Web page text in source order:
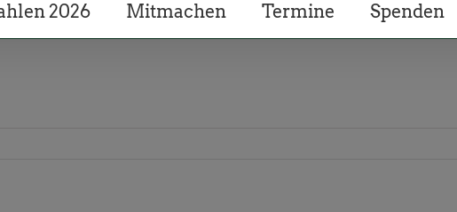
2026 Mitmachen Termine Spenden